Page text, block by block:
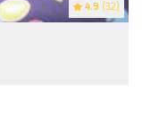
4.9 (32)